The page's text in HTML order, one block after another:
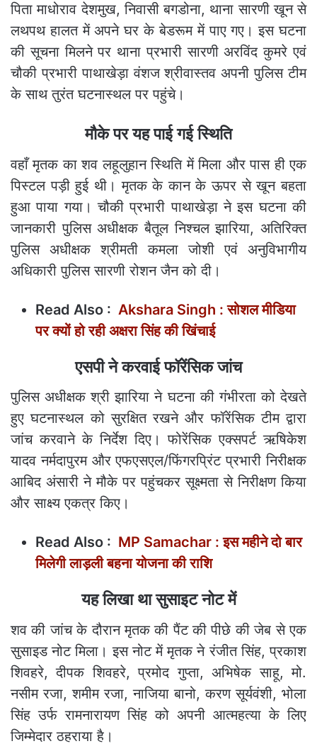
पिता माधोराव देशमुख, निवासी बगडोना, थाना सारणी खून से
लथपथ हालत में अपने घर के बेडरूम में पाए गए। इस घटना
की सूचना मिलने पर थाना प्रभारी सारणी अरविंद कुमरे एवं
चौकी प्रभारी पाथाखेड़ा वंशज श्रीवास्तव अपनी पुलिस टीम
के साथ तुरंत घटनास्थल पर पहुंचे।
मौके पर यह पाई गई स्थिति
वहाँ मृतक का शव लहूलुहान स्थिति में मिला और पास ही एक
पिस्टल पड़ी हुई थी। मृतक के कान के ऊपर से खून बहता
हुआ पाया गया। चौकी प्रभारी पाथाखेड़ा ने इस घटना की
जानकारी पुलिस अधीक्षक बैतूल निश्चल झारिया, अतिरिक्त
पुलिस अधीक्षक श्रीमती कमला जोशी एवं अनुविभागीय
अधिकारी पुलिस सारणी रोशन जैन को दी।
Read Also : Akshara Singh : सोशल मीडिया
पर क्यों हो रही अक्षरा सिंह की खिंचाई
एसपी ने करवाई फॉरेंसिक जांच
पुलिस अधीक्षक श्री झारिया ने घटना की गंभीरता को देखते
हुए घटनास्थल को सुरक्षित रखने और फॉरेंसिक टीम द्वारा
जांच करवाने के निर्देश दिए। फोरेंसिक एक्सपर्ट ऋषिकेश
यादव नर्मदापुरम और एफएसएल/फिंगरप्रिंट प्रभारी निरीक्षक
आबिद अंसारी ने मौके पर पहुंचकर सूक्ष्मता से निरीक्षण किया
और साक्ष्य एकत्र किए।
Read Also : MP Samachar : इस महीने दो बार
मिलेगी लाड़ली बहना योजना की राशि
यह लिखा था सुसाइट नोट में
शव की जांच के दौरान मृतक की पैंट की पीछे की जेब से एक
सुसाइड नोट मिला। इस नोट में मृतक ने रंजीत सिंह, प्रकाश
शिवहरे, दीपक शिवहरे, प्रमोद गुप्ता, अभिषेक साहू, मो.
नसीम रजा, शमीम रजा, नाजिया बानो, करण सूर्यवंशी, भोला
सिंह उर्फ रामनारायण सिंह को अपनी आत्महत्या के लिए
जिम्मेदार ठहराया है।